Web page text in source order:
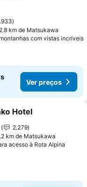
km de Matsukawa
com vistas incríveis
Ver preços
aos favoritos
Hotel
2.279
km de Matsukawa
acesso à Rota Alpina